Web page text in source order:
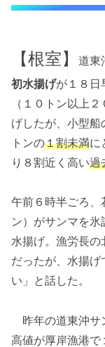
【根室】 道東
初水揚げが１８日
（１０トン以上
げしたが、小型
トンの１割未満に
り８割近く高い過
午前６時半ごろ、
ン）がサンマを
水揚げ。漁労長
だったが、水揚
い」と話した。
昨年の道東沖サ
高値が厚岸漁港で